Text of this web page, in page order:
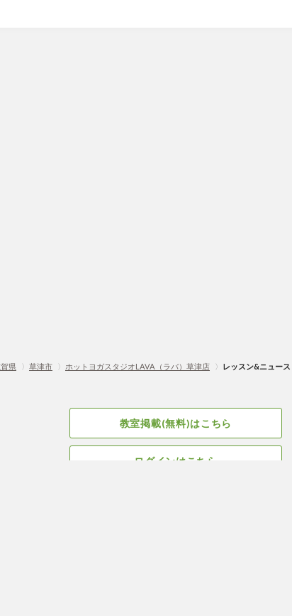
県 〉 草津市 〉 ホットヨガスタジオLAVA（ラバ）草津店 〉 レッスン&ニュース
教室掲載(無料)はこちら
ログインはこちら